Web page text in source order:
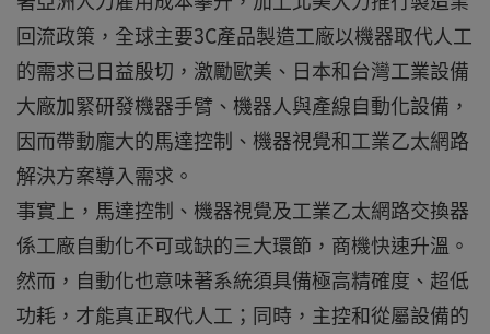
回流政策，全球主要3C產品製造工廠以機器取代人工
的需求已日益殷切，激勵歐美、日本和台灣工業設備
大廠加緊研發機器手臂、機器人與產線自動化設備，
因而帶動龐大的馬達控制、機器視覺和工業乙太網路
解決方案導入需求。
事實上，馬達控制、機器視覺及工業乙太網路交換器
係工廠自動化不可或缺的三大環節，商機快速升溫。
然而，自動化也意味著系統須具備極高精確度、超低
功耗，才能真正取代人工；同時，主控和從屬設備的